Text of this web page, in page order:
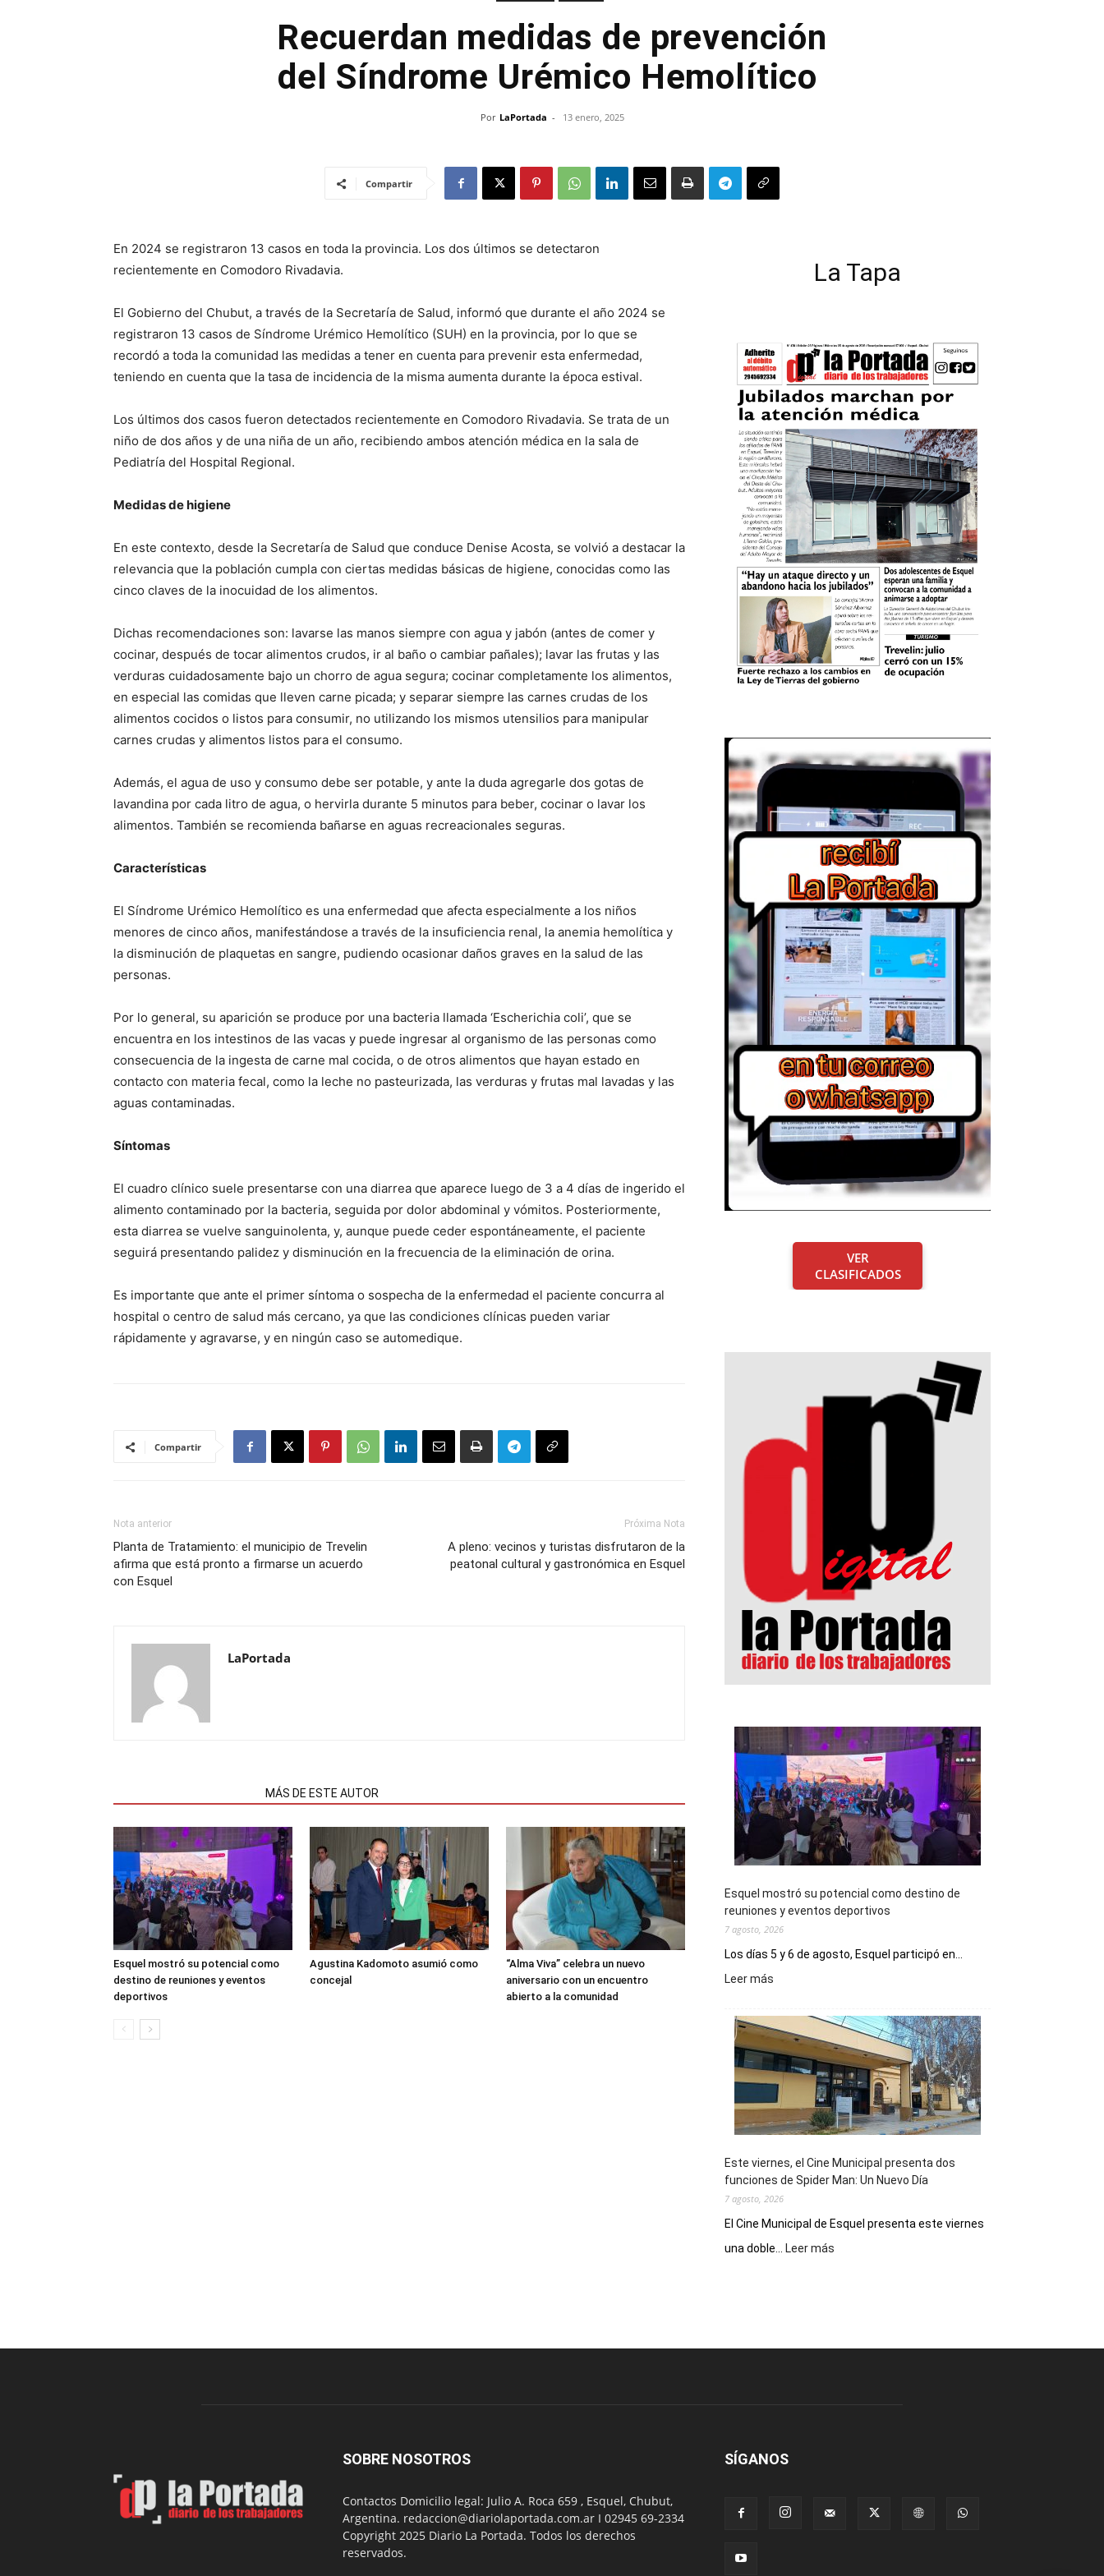
Recuerdan medidas de prevención
del Síndrome Urémico Hemolítico
Por LaPortada - 13 enero, 2025
Compartir
En 2024 se registraron 13 casos en toda la provincia. Los dos últimos se detectaron
recientemente en Comodoro Rivadavia.
El Gobierno del Chubut, a través de la Secretaría de Salud, informó que durante el año 2024 se
registraron 13 casos de Síndrome Urémico Hemolítico (SUH) en la provincia, por lo que se
recordó a toda la comunidad las medidas a tener en cuenta para prevenir esta enfermedad,
teniendo en cuenta que la tasa de incidencia de la misma aumenta durante la época estival.
Los últimos dos casos fueron detectados recientemente en Comodoro Rivadavia. Se trata de un
niño de dos años y de una niña de un año, recibiendo ambos atención médica en la sala de
Pediatría del Hospital Regional.
Medidas de higiene
En este contexto, desde la Secretaría de Salud que conduce Denise Acosta, se volvió a destacar la
relevancia que la población cumpla con ciertas medidas básicas de higiene, conocidas como las
cinco claves de la inocuidad de los alimentos.
Dichas recomendaciones son: lavarse las manos siempre con agua y jabón (antes de comer y
cocinar, después de tocar alimentos crudos, ir al baño o cambiar pañales); lavar las frutas y las
verduras cuidadosamente bajo un chorro de agua segura; cocinar completamente los alimentos,
en especial las comidas que lleven carne picada; y separar siempre las carnes crudas de los
alimentos cocidos o listos para consumir, no utilizando los mismos utensilios para manipular
carnes crudas y alimentos listos para el consumo.
Además, el agua de uso y consumo debe ser potable, y ante la duda agregarle dos gotas de
lavandina por cada litro de agua, o hervirla durante 5 minutos para beber, cocinar o lavar los
alimentos. También se recomienda bañarse en aguas recreacionales seguras.
Características
El Síndrome Urémico Hemolítico es una enfermedad que afecta especialmente a los niños
menores de cinco años, manifestándose a través de la insuficiencia renal, la anemia hemolítica y
la disminución de plaquetas en sangre, pudiendo ocasionar daños graves en la salud de las
personas.
Por lo general, su aparición se produce por una bacteria llamada ‘Escherichia coli’, que se
encuentra en los intestinos de las vacas y puede ingresar al organismo de las personas como
consecuencia de la ingesta de carne mal cocida, o de otros alimentos que hayan estado en
contacto con materia fecal, como la leche no pasteurizada, las verduras y frutas mal lavadas y las
aguas contaminadas.
Síntomas
El cuadro clínico suele presentarse con una diarrea que aparece luego de 3 a 4 días de ingerido el
alimento contaminado por la bacteria, seguida por dolor abdominal y vómitos. Posteriormente,
esta diarrea se vuelve sanguinolenta, y, aunque puede ceder espontáneamente, el paciente
seguirá presentando palidez y disminución en la frecuencia de la eliminación de orina.
Es importante que ante el primer síntoma o sospecha de la enfermedad el paciente concurra al
hospital o centro de salud más cercano, ya que las condiciones clínicas pueden variar
rápidamente y agravarse, y en ningún caso se automedique.
Compartir
Nota anterior
Planta de Tratamiento: el municipio de Trevelin
afirma que está pronto a firmarse un acuerdo
con Esquel
Próxima Nota
A pleno: vecinos y turistas disfrutaron de la
peatonal cultural y gastronómica en Esquel
LaPortada
MÁS DE ESTE AUTOR
Esquel mostró su potencial como
destino de reuniones y eventos
deportivos
Agustina Kadomoto asumió como
concejal
“Alma Viva” celebra un nuevo
aniversario con un encuentro
abierto a la comunidad
La Tapa
VER
CLASIFICADOS
Esquel mostró su potencial como destino de
reuniones y eventos deportivos
7 agosto, 2026
Los días 5 y 6 de agosto, Esquel participó en...
Leer más
su
potencial
como
destino
de
reuniones
y
deportivos
Este viernes, el Cine Municipal presenta dos
funciones de Spider Man: Un Nuevo Día
7 agosto, 2026
El Cine Municipal de Esquel presenta este viernes
una doble...
Leer más
presenta
SOBRE NOSOTROS
Contactos Domicilio legal: Julio A. Roca 659 , Esquel, Chubut,
Argentina. redaccion@diariolaportada.com.ar I 02945 69-2334
Copyright 2025 Diario La Portada. Todos los derechos
reservados.
SÍGANOS